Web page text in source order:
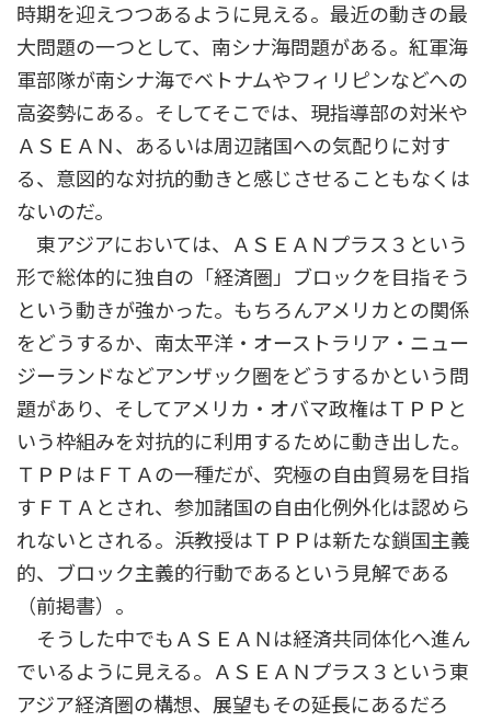
時期を迎えつつあるように見える。最近の動きの最
大問題の一つとして、南シナ海問題がある。紅軍海
軍部隊が南シナ海でベトナムやフィリピンなどへの
高姿勢にある。そしてそこでは、現指導部の対米や
ＡＳＥＡＮ、あるいは周辺諸国への気配りに対す
る、意図的な対抗的動きと感じさせることもなくは
ないのだ。
東アジアにおいては、ＡＳＥＡＮプラス３という
形で総体的に独自の「経済圏」ブロックを目指そう
という動きが強かった。もちろんアメリカとの関係
をどうするか、南太平洋・オーストラリア・ニュー
ジーランドなどアンザック圏をどうするかという問
題があり、そしてアメリカ・オバマ政権はＴＰＰと
いう枠組みを対抗的に利用するために動き出した。
ＴＰＰはＦＴＡの一種だが、究極の自由貿易を目指
すＦＴＡとされ、参加諸国の自由化例外化は認めら
れないとされる。浜教授はＴＰＰは新たな鎖国主義
的、ブロック主義的行動であるという見解である
（前掲書）。
そうした中でもＡＳＥＡＮは経済共同体化へ進ん
でいるように見える。ＡＳＥＡＮプラス３という東
アジア経済圏の構想、展望もその延長にあるだろ